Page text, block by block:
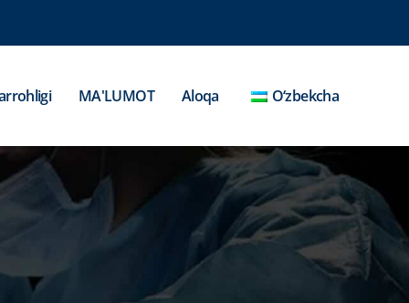
MA'LUMOT Aloqa O‘zbekcha